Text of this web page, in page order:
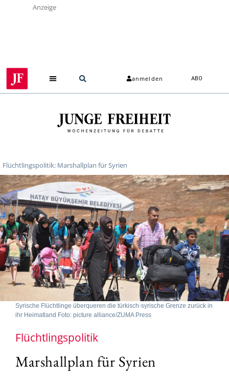
Anzeige
anmelden ABO
Flüchtlingspolitik: Marshallplan für Syrien
Syrische Flüchtlinge überqueren die türkisch-syrische Grenze zurück in
ihr Heimatland Foto: picture alliance/ZUMA Press
Flüchtlingspolitik
Marshallplan für Syrien